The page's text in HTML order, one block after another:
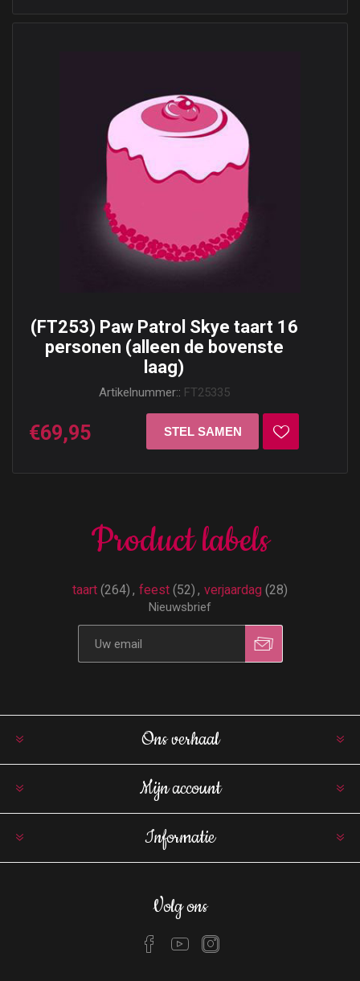
(FT253) Paw Patrol Skye taart 16
personen (alleen de bovenste
laag)
Artikelnummer:: FT25335
€69,95
Product labels
taart (264) , feest (52) , verjaardag (28)
Nieuwsbrief
Ons verhaal
Mijn account
Informatie
Volg ons